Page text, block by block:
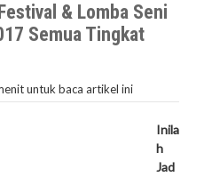
& Lomba Seni
Semua Tingkat
untuk baca artikel ini
Inila
h
Jad